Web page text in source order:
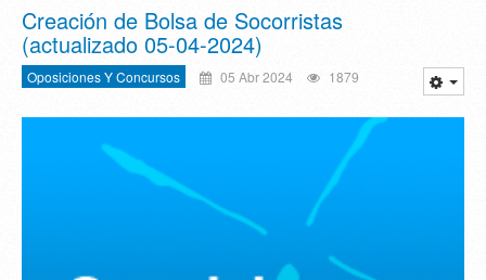
Creación de Bolsa de Socorristas
(actualizado 05-04-2024)
Oposiciones Y Concursos 05 Abr 2024 1879